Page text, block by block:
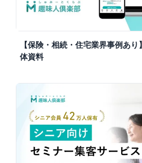
【保険・相続・住宅業界事例あ
体資料